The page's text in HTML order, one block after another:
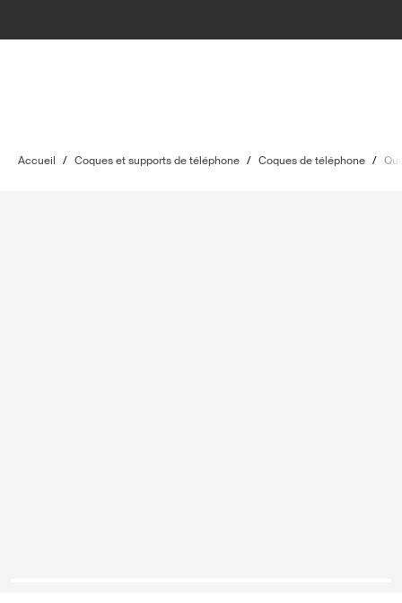
Accueil / Coques et supports de téléphone / Coques de téléphone /